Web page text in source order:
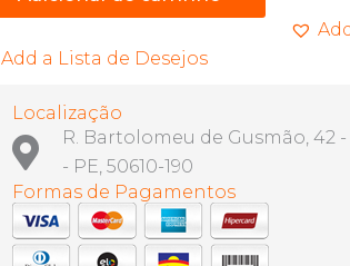
Add a Lista de Desejos
Localização
R. Bartolomeu de Gusmão, 42
- PE, 50610-190
Formas de Pagamentos